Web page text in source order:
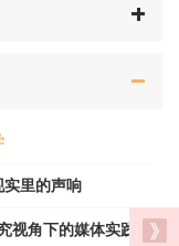
实里的声响
视角下的媒体实践